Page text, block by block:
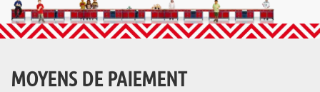
MOYENS DE PAIEMENT